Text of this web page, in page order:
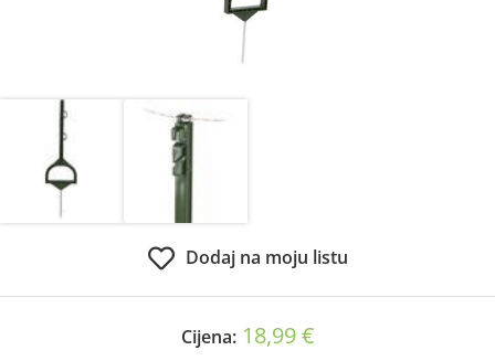
Dodaj na moju listu
Cijena: 18,99 €